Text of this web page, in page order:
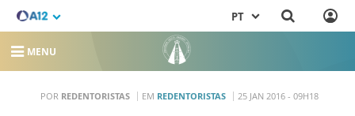
PT
MENU
POR REDENTORISTAS EM REDENTORISTAS 25 JAN 2016 - 09H18